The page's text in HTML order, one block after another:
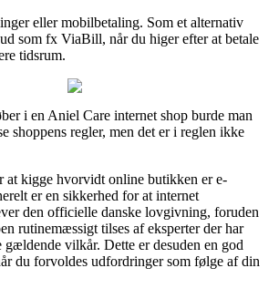
eller mobilbetaling. Som et alternativ
som fx ViaBill, når du higer efter at betale
tidsrum.
i en Aniel Care internet shop burde man
shoppens regler, men det er i reglen ikke
at kigge hvorvidt online butikken er e-
er en sikkerhed for at internet
den officielle danske lovgivning, foruden
rutinemæssigt tilses af eksperter der har
gældende vilkår. Dette er desuden en god
du forvoldes udfordringer som følge af din